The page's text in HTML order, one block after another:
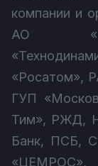
компании и
АО
«Росатом»,
ГУП
Тим», РЖД,
Банк, ПСБ,
«ЦЕМРОС»,